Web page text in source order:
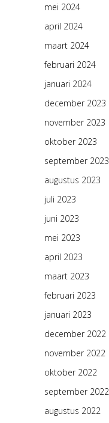
mei 2024
april 2024
maart 2024
februari 2024
januari 2024
december 2023
november 2023
oktober 2023
september 2023
augustus 2023
juli 2023
juni 2023
mei 2023
april 2023
maart 2023
februari 2023
januari 2023
december 2022
november 2022
oktober 2022
september 2022
augustus 2022